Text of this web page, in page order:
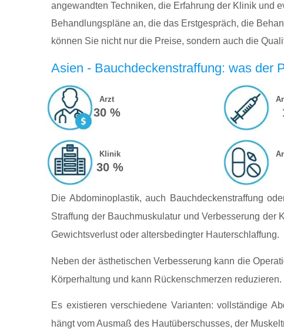
angewandten Techniken, die Erfahrung der Klinik und
Behandlungspläne an, die das Erstgespräch, die
können Sie nicht nur die Preise, sondern auch die
Asien - Bauchdeckenstraffung: was der
Arzt
30 %
Klinik
30 %
Die Abdominoplastik, auch Bauchdeckenstraffung
Straffung der Bauchmuskulatur und Verbesserung
Gewichtsverlust oder altersbedingter Hauterschlaffung.
Neben der ästhetischen Verbesserung kann die
Körperhaltung und kann Rückenschmerzen
Es existieren verschiedene Varianten: vollständige
hängt vom Ausmaß des Hautüberschusses, der